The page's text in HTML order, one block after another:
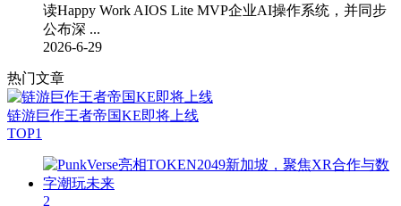
读Happy Work AIOS Lite MVP企业AI操作系统，并同步
公布深 ...
2026-6-29
热门文章
链游巨作王者帝国KE即将上线
TOP1
2